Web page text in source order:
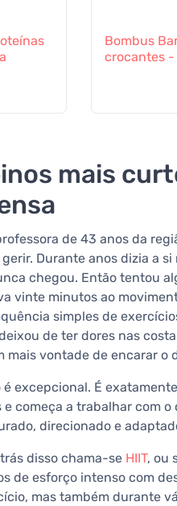
Bombus
crocantes -
mais
de 43 anos da
Durante anos dizia a
chegou. Então tentou
vinte minutos ao
simples de
de ter dores nas
mais vontade de encarar o
excepcional. É
começa a trabalhar com o
direcionado e
disso chama-se HIIT, ou
de esforço intenso com
mas também durante